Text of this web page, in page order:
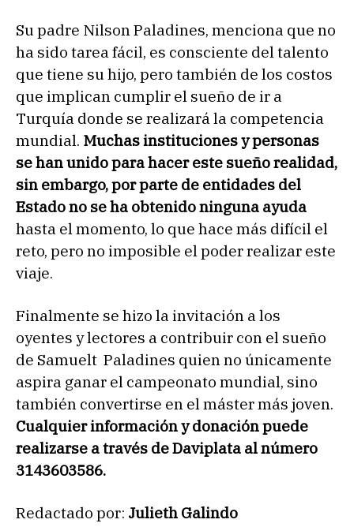
Su padre Nilson Paladines, menciona que no
ha sido tarea fácil, es consciente del talento
que tiene su hijo, pero también de los costos
que implican cumplir el sueño de ir a
Turquía donde se realizará la competencia
mundial. Muchas instituciones y personas
se han unido para hacer este sueño realidad,
sin embargo, por parte de entidades del
Estado no se ha obtenido ninguna ayuda
hasta el momento, lo que hace más difícil el
reto, pero no imposible el poder realizar este
viaje.
Finalmente se hizo la invitación a los
oyentes y lectores a contribuir con el sueño
de Samuelt Paladines quien no únicamente
aspira ganar el campeonato mundial, sino
también convertirse en el máster más joven.
Cualquier información y donación puede
realizarse a través de Daviplata al número
3143603586.
Redactado por: Julieth Galindo